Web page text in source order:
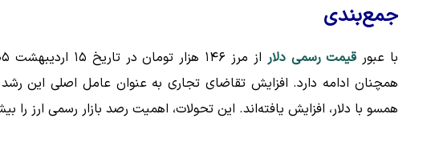
جمع‌بندی
با عبور قیمت رسمی دلار
همچنان ادامه دارد. افزایش تقاضای تجاری به عنوان عامل اصلی این
همسو با دلار، افزایش یافته‌اند. این تحولات، اهمیت رصد بازار رسمی ارز